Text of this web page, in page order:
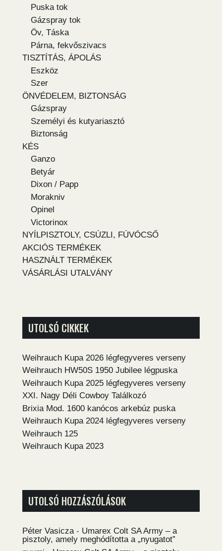
Puska tok
Gázspray tok
Öv, Táska
Párna, fekvőszivacs
TISZTÍTÁS, ÁPOLÁS
Eszköz
Szer
ÖNVÉDELEM, BIZTONSÁG
Gázspray
Személyi és kutyariasztó
Biztonság
KÉS
Ganzo
Betyár
Dixon / Papp
Morakniv
Opinel
Victorinox
NYÍLPISZTOLY, CSÚZLI, FÚVÓCSŐ
AKCIÓS TERMÉKEK
HASZNÁLT TERMÉKEK
VÁSÁRLÁSI UTALVÁNY
UTOLSÓ CIKKEK
Weihrauch Kupa 2026 légfegyveres verseny
Weihrauch HW50S 1950 Jubilee légpuska
Weihrauch Kupa 2025 légfegyveres verseny
XXI. Nagy Déli Cowboy Találkozó
Brixia Mod. 1600 kanócos arkebúz puska
Weihrauch Kupa 2024 légfegyveres verseny
Weihrauch 125
Weihrauch Kupa 2023
UTOLSÓ HOZZÁSZÓLÁSOK
Péter Vasicza- Umarex Colt SA Army – a
pisztoly, amely meghódította a „nyugatot”